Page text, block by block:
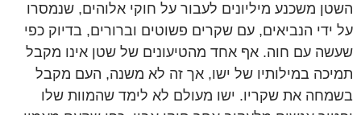
השטן משכנע מיליונים לעבור על חוקי אלוהים, שנמסרו
על ידי הנביאים, עם שקרים פשוטים וברורים, בדיוק כפי
שעשה עם חוה. אף אחד מהטיעונים של שטן אינו מקבל
תמיכה במילותיו של ישו, אך זה לא משנה, העם מקבל
בשמחה את שקריו. ישו מעולם לא לימד שהמוות שלו